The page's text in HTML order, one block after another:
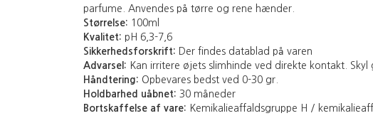
parfume. Anvendes på tørre og rene hænder.
Størrelse: 100ml
Kvalitet: pH 6,3-7,6
Sikkerhedsforskrift: Der findes datablad på varen
Advarsel: Kan irritere øjets slimhinde ved direkte kontakt.
Håndtering: Opbevares bedst ved 0-30 gr.
Holdbarhed uåbnet: 30 måneder
Bortskaffelse af vare: Kemikalieaffaldsgruppe H /